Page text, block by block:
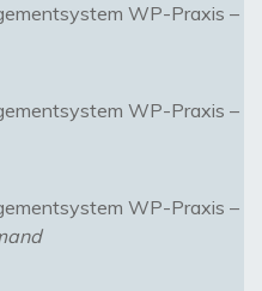
WP-Praxis –
WP-Praxis –
WP-Praxis –